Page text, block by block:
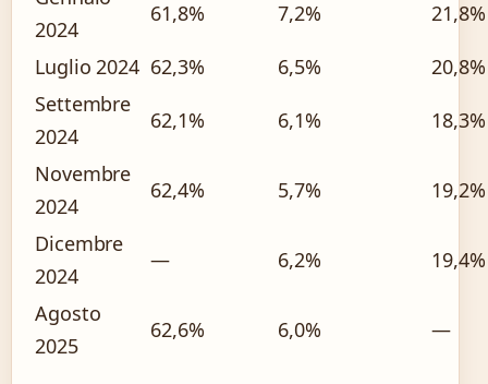
2024
61,8% 7,2% 21,8%
Luglio 2024 62,3% 6,5%
20,8%
Settembre
2024
62,1% 6,1% 18,3%
Novembre
2024
62,4% 5,7% 19,2%
Dicembre
2024
— 6,2% 19,4%
Agosto
2025
62,6% 6,0% —